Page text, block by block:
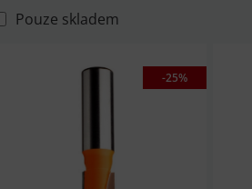
Pouze skladem
-25%